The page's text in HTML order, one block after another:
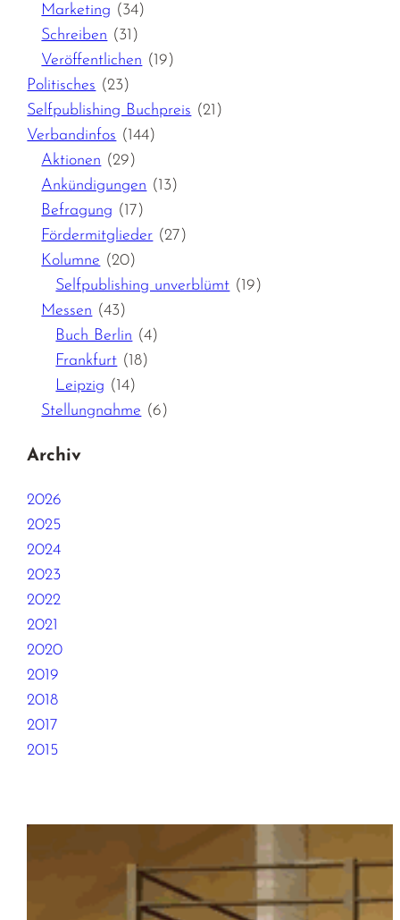
Marketing (34)
Schreiben (31)
Veröffentlichen (19)
Politisches (23)
Selfpublishing Buchpreis (21)
Verbandinfos (144)
Aktionen (29)
Ankündigungen (13)
Befragung (17)
Fördermitglieder (27)
Kolumne (20)
Selfpublishing unverblümt (19)
Messen (43)
Buch Berlin (4)
Frankfurt (18)
Leipzig (14)
Stellungnahme (6)
Archiv
2026
2025
2024
2023
2022
2021
2020
2019
2018
2017
2015